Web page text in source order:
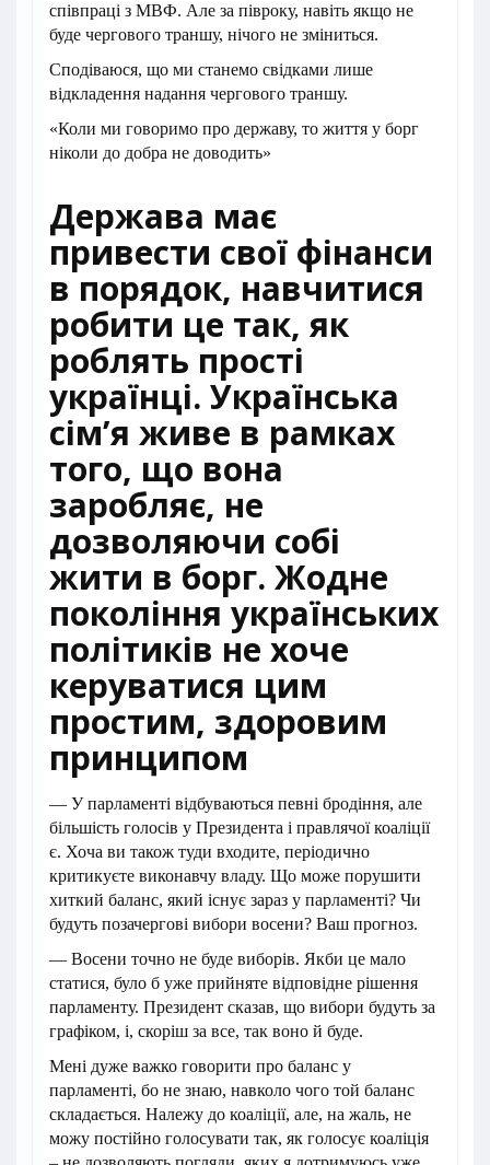
співпраці з МВФ. Але за півроку, навіть якщо не
буде чергового траншу, нічого не зміниться.
Сподіваюся, що ми станемо свідками лише
відкладення надання чергового траншу.
«Коли ми говоримо про державу, то життя у борг
ніколи до добра не доводить»
Держава має
привести свої фінанси
в порядок, навчитися
робити це так, як
роблять прості
українці. Українська
сім’я живе в рамках
того, що вона
заробляє, не
дозволяючи собі
жити в борг. Жодне
покоління українських
політиків не хоче
керуватися цим
простим, здоровим
принципом
— У парламенті відбуваються певні бродіння, але
більшість голосів у Президента і правлячої коаліції
є. Хоча ви також туди входите, періодично
критикуєте виконавчу владу. Що може порушити
хиткий баланс, який існує зараз у парламенті? Чи
будуть позачергові вибори восени? Ваш прогноз.
— Восени точно не буде виборів. Якби це мало
статися, було б уже прийняте відповідне рішення
парламенту. Президент сказав, що вибори будуть за
графіком, і, скоріш за все, так воно й буде.
Мені дуже важко говорити про баланс у
парламенті, бо не знаю, навколо чого той баланс
складається. Належу до коаліції, але, на жаль, не
можу постійно голосувати так, як голосує коаліція